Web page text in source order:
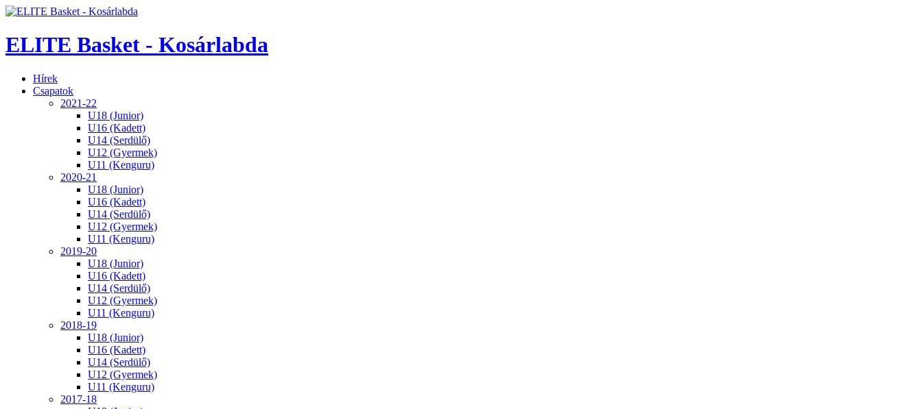
ELITE Basket - Kosárlabda
Hírek
Csapatok
2021-22
U18 (Junior)
U16 (Kadett)
U14 (Serdülő)
U12 (Gyermek)
U11 (Kenguru)
2020-21
U18 (Junior)
U16 (Kadett)
U14 (Serdülő)
U12 (Gyermek)
U11 (Kenguru)
2019-20
U18 (Junior)
U16 (Kadett)
U14 (Serdülő)
U12 (Gyermek)
U11 (Kenguru)
2018-19
U18 (Junior)
U16 (Kadett)
U14 (Serdülő)
U12 (Gyermek)
U11 (Kenguru)
2017-18